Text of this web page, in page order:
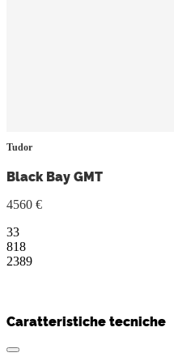
Tudor
Black Bay GMT
4560 €
33
818
2389
Caratteristiche tecniche